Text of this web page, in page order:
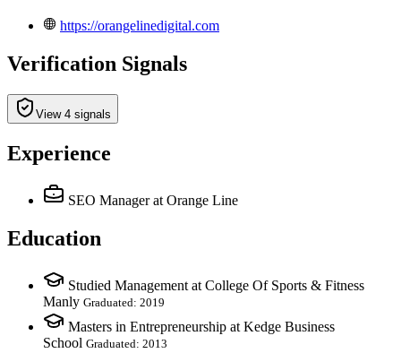
https://orangelinedigital.com
Verification Signals
View 4 signals
Experience
SEO Manager at Orange Line
Education
Studied Management at College Of Sports & Fitness
Manly Graduated: 2019
Masters in Entrepreneurship at Kedge Business
School Graduated: 2013